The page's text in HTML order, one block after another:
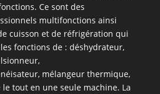
Ce sont des
multifonctions ainsi
cuisson et de réfrigération qui
fonctions de : déshydrateur,
mélangeur thermique,
tout en une seule machine. La